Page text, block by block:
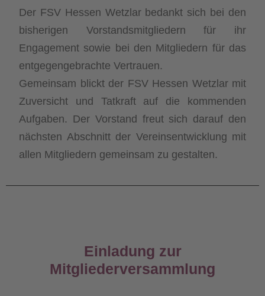
Der FSV Hessen Wetzlar bedankt sich bei den
bisherigen Vorstandsmitgliedern für ihr
Engagement sowie bei den Mitgliedern für das
entgegengebrachte Vertrauen.
Gemeinsam blickt der FSV Hessen Wetzlar mit
Zuversicht und Tatkraft auf die kommenden
Aufgaben. Der Vorstand freut sich darauf den
nächsten Abschnitt der Vereinsentwicklung mit
allen Mitgliedern gemeinsam zu gestalten.
Einladung zur
Mitgliederversammlung